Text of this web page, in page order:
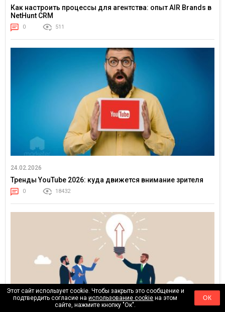
Как настроить процессы для агентства: опыт AIR Brands в
NetHunt CRM
0 511
24.02.2026
Тренды YouTube 2026: куда движется внимание зрителя
0 18432
Этот сайт использует cookie. Чтобы закрыть это сообщение и
подтвердить согласие наиспользование cookie на этом
сайте, нажмите кнопку "Ок".
ОК